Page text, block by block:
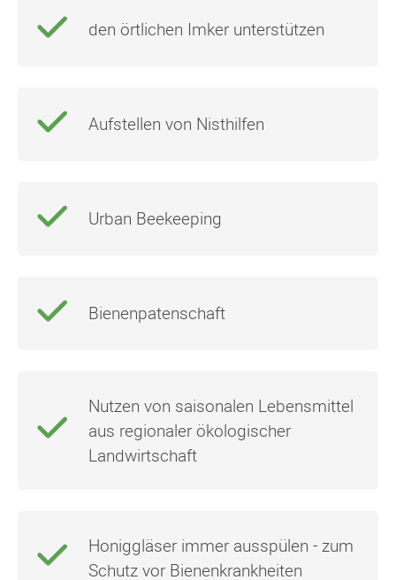
den örtlichen Imker unterstützen
Aufstellen von Nisthilfen
Urban Beekeeping
Bienenpatenschaft
Nutzen von saisonalen Lebensmittel
aus regionaler ökologischer
Landwirtschaft
Honiggläser immer ausspülen - zum
Schutz vor Bienenkrankheiten